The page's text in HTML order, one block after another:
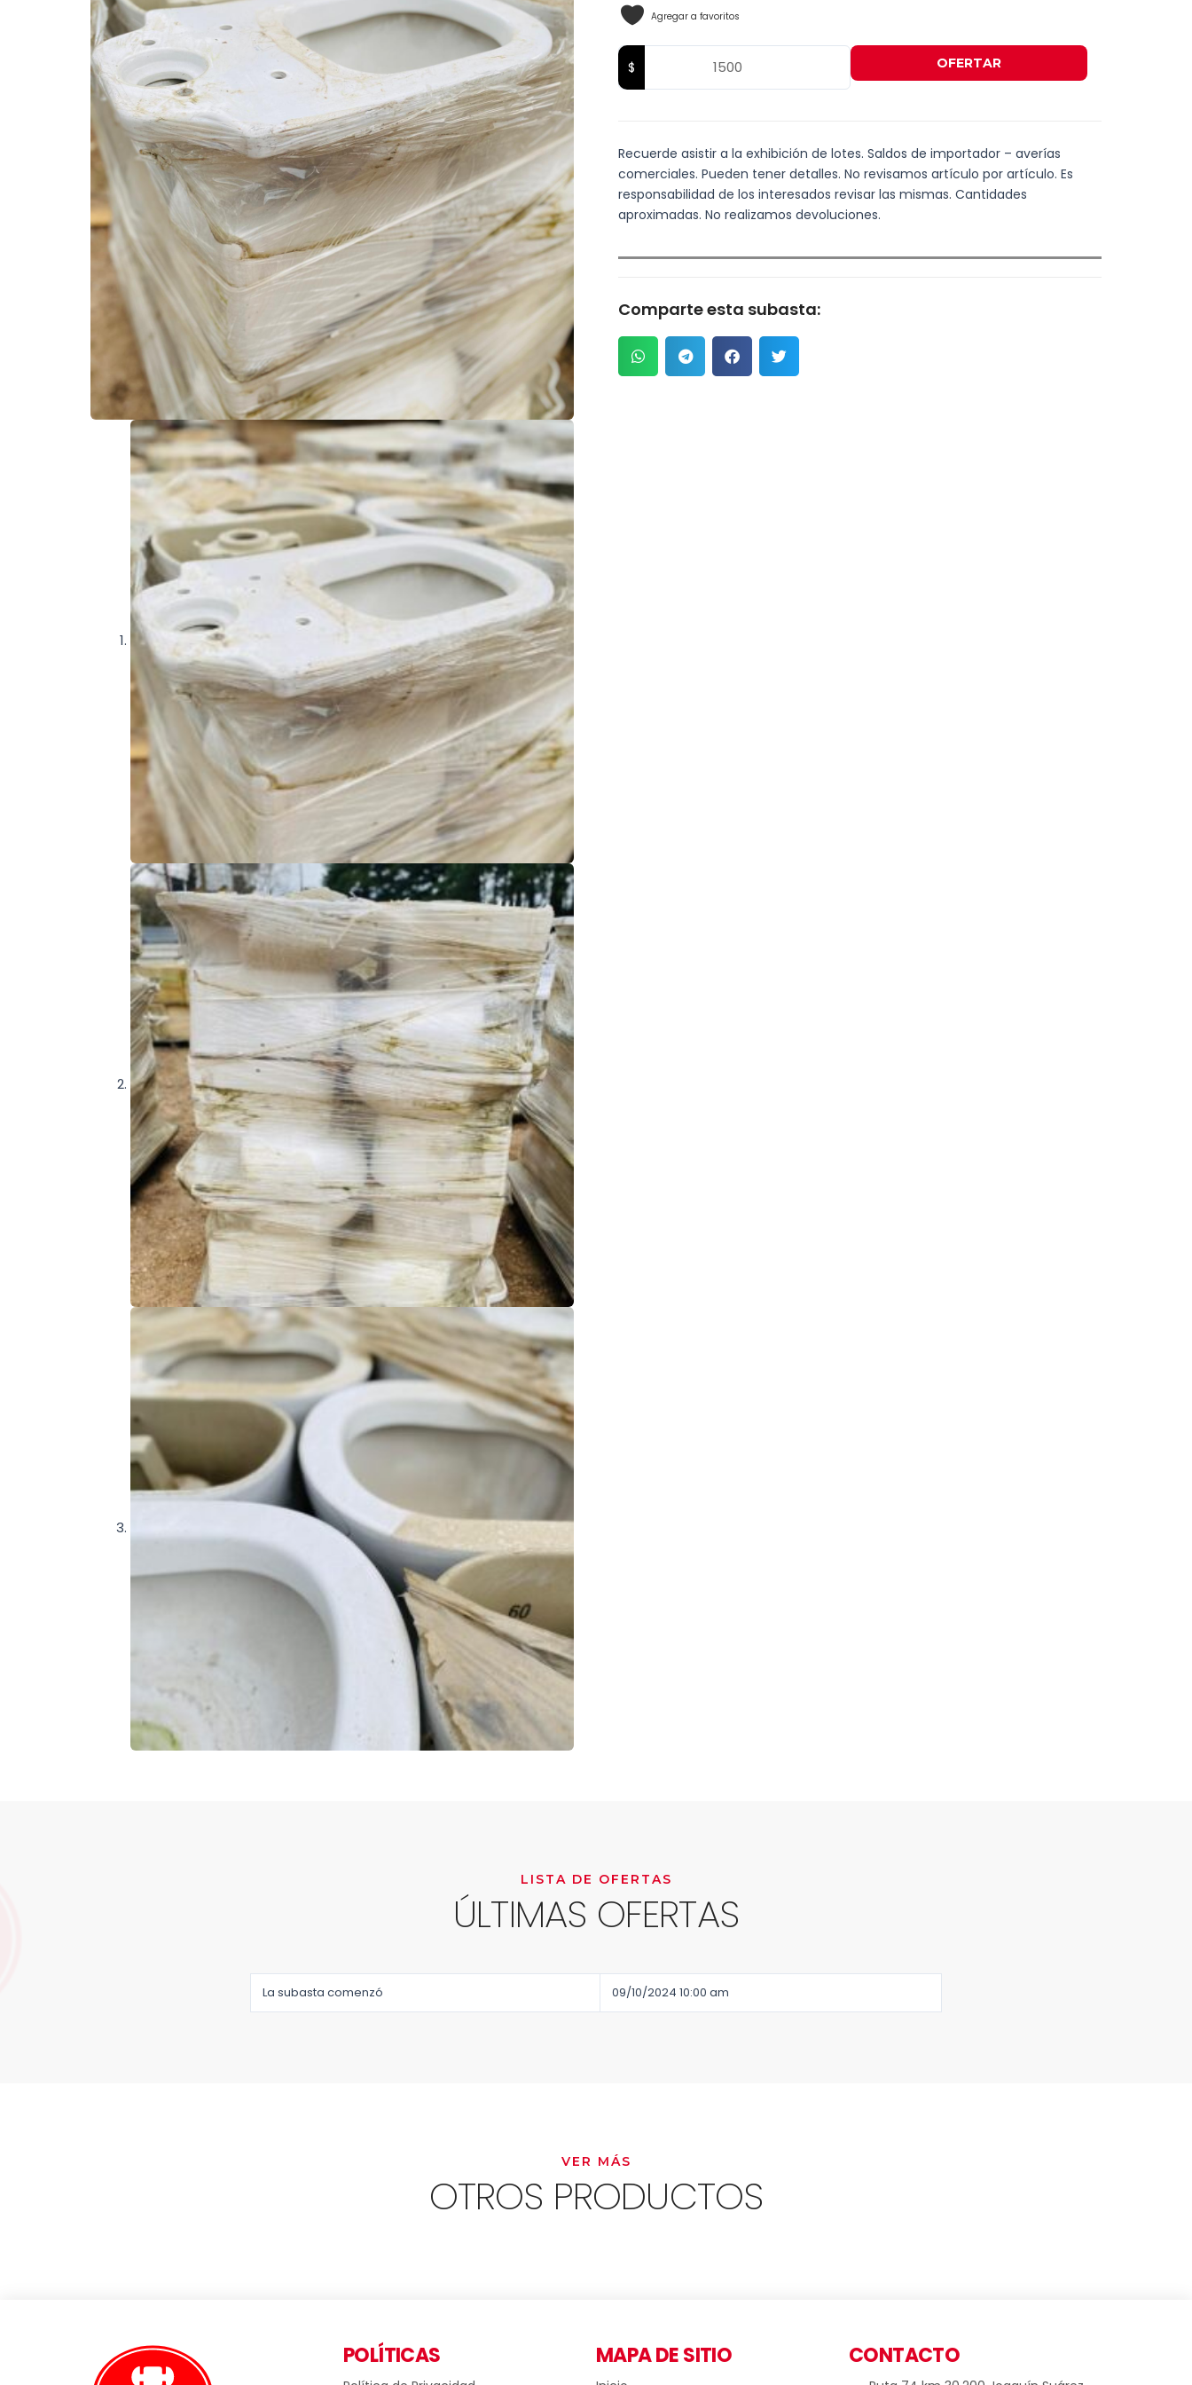
Agregar a favoritos
OFERTAR
Recuerde asistir a la exhibición de lotes. Saldos de importador – averías
comerciales. Pueden tener detalles. No revisamos artículo por artículo. Es
responsabilidad de los interesados revisar las mismas. Cantidades
aproximadas. No realizamos devoluciones.
Comparte esta subasta:
LISTA DE OFERTAS
ÚLTIMAS OFERTAS
La subasta comenzó 09/10/2024 10:00 am
VER MÁS
OTROS PRODUCTOS
POLÍTICAS MAPA DE SITIO CONTACTO